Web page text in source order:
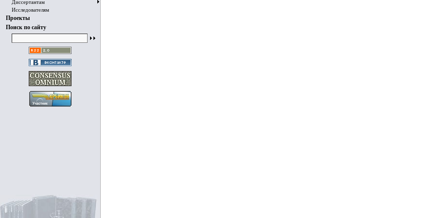
Диссертантам
Исследователям
Проекты
Поиск по сайту